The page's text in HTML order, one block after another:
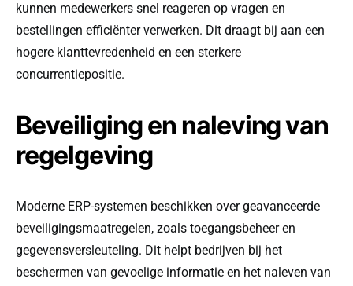
kunnen medewerkers snel reageren op vragen en
bestellingen efficiënter verwerken. Dit draagt bij aan een
hogere klanttevredenheid en een sterkere
concurrentiepositie.
Beveiliging en naleving van
regelgeving
Moderne ERP-systemen beschikken over geavanceerde
beveiligingsmaatregelen, zoals toegangsbeheer en
gegevensversleuteling. Dit helpt bedrijven bij het
beschermen van gevoelige informatie en het naleven van